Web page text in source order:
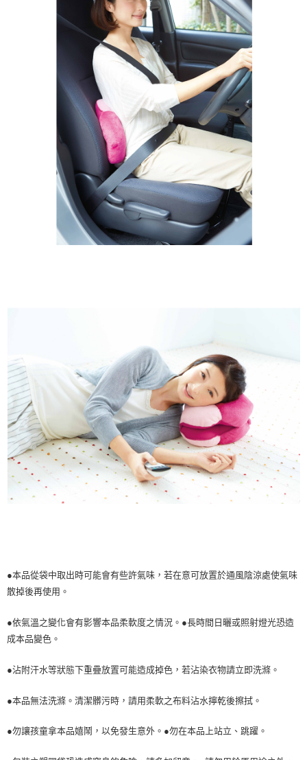
●本品從袋中取出時可能會有些許氣味，若在意可放置於通風陰涼處使氣味
散掉後再使用。
●依氣溫之變化會有影響本品柔軟度之情況。●長時間日曬或照射燈光恐造
成本品變色。
●沾附汗水等狀態下重疊放置可能造成掉色，若沾染衣物請立即洗滌。
●本品無法洗滌。清潔髒污時，請用柔軟之布料沾水擰乾後擦拭。
●勿讓孩童拿本品嬉鬧，以免發生意外。●勿在本品上站立、跳躍。